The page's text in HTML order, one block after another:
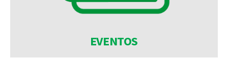
EVENTOS